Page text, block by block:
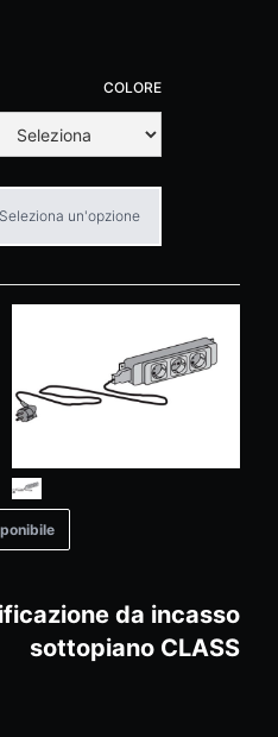
COLORE
Seleziona un'opzione
da incasso
sottopiano CLASS